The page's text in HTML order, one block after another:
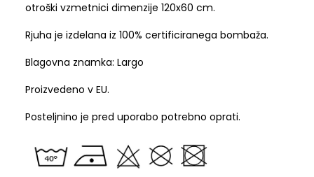
otroški vzmetnici dimenzije 120x60 cm.
Rjuha je izdelana iz 100% certificiranega bombaža.
Blagovna znamka: Largo
Proizvedeno v EU.
Posteljnino je pred uporabo potrebno oprati.